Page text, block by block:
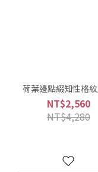
荷葉邊點綴知性格
NT$2,560
NT$4,280